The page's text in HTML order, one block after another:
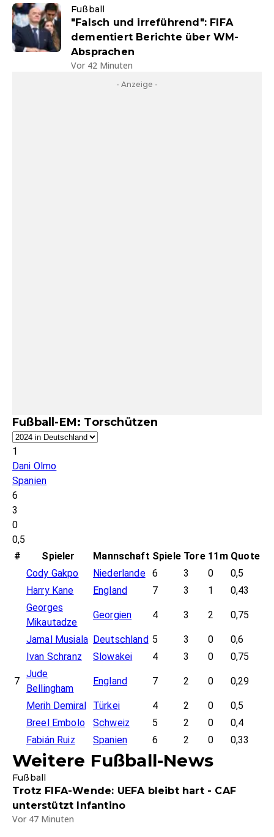
Fußball
"Falsch und irreführend": FIFA
dementiert Berichte über WM-
Absprachen
Vor 42 Minuten
- Anzeige -
Fußball-EM: Torschützen
1
Dani Olmo
Spanien
6
3
0
0,5
#
Spieler Mannschaft Spiele Tore 11m Quote
Cody Gakpo
Niederlande 6 3 0
0,5
Harry Kane
England 7 3 1
0,43
Georges
Mikautadze
Georgien 4 3 2 0,75
Jamal Musiala Deutschland 5 3 0
0,6
Ivan Schranz
Slowakei 4 3 0 0,75
7
Jude
Bellingham
England 7 2 0 0,29
Merih Demiral Türkei 4 2 0
0,5
Breel Embolo
Schweiz 5 2 0
0,4
Fabián Ruiz
Spanien 6 2 0 0,33
Weitere Fußball-News
Fußball
Trotz FIFA-Wende: UEFA bleibt hart - CAF
unterstützt Infantino
Vor 47 Minuten